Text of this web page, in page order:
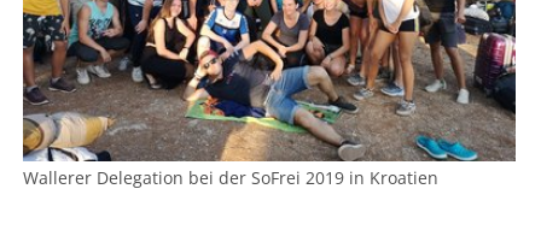
Wallerer Delegation bei der SoFrei 2019 in Kroatien